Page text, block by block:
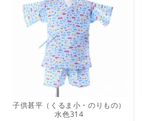
子供甚平（くるま小・のりもの）
水色314